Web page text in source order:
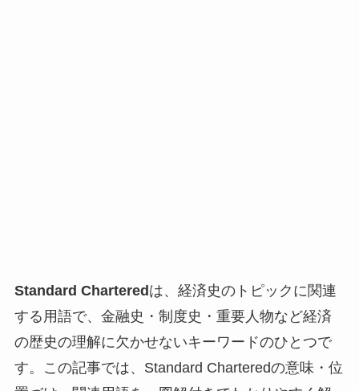
Standard Chartered は、経済史のトピックに関連
する用語で、金融史・制度史・重要人物など経済
の歴史の理解に欠かせないキーワードのひとつで
す。この記事では、Standard Charteredの意味・位